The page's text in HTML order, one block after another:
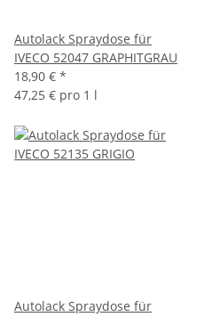
Autolack Spraydose für
IVECO 52047 GRAPHITGRAU
18,90 € *
47,25 € pro 1 l
Autolack Spraydose für